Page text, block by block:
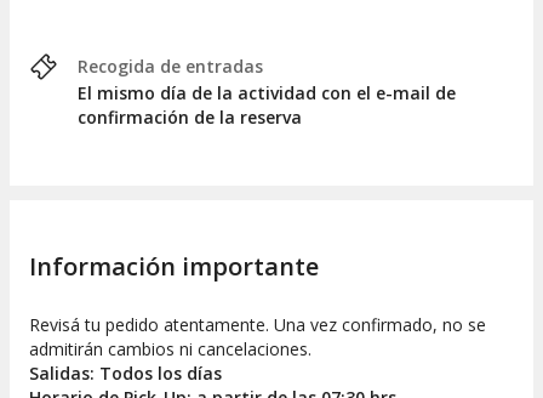
Recogida de entradas
El mismo día de la actividad con el e-mail de
confirmación de la reserva
Información importante
Revisá tu pedido atentamente. Una vez confirmado, no se
admitirán cambios ni cancelaciones.
Salidas: Todos los días